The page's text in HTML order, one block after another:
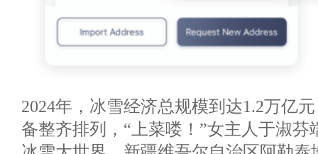
2024年，冰雪经济总规模到达1.2万亿
备整齐排列，“上菜喽！”女主人于淑芬